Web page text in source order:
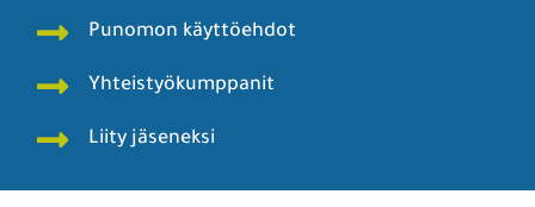
Punomon käyttöehdot
Yhteistyökumppanit
Liity jäseneksi